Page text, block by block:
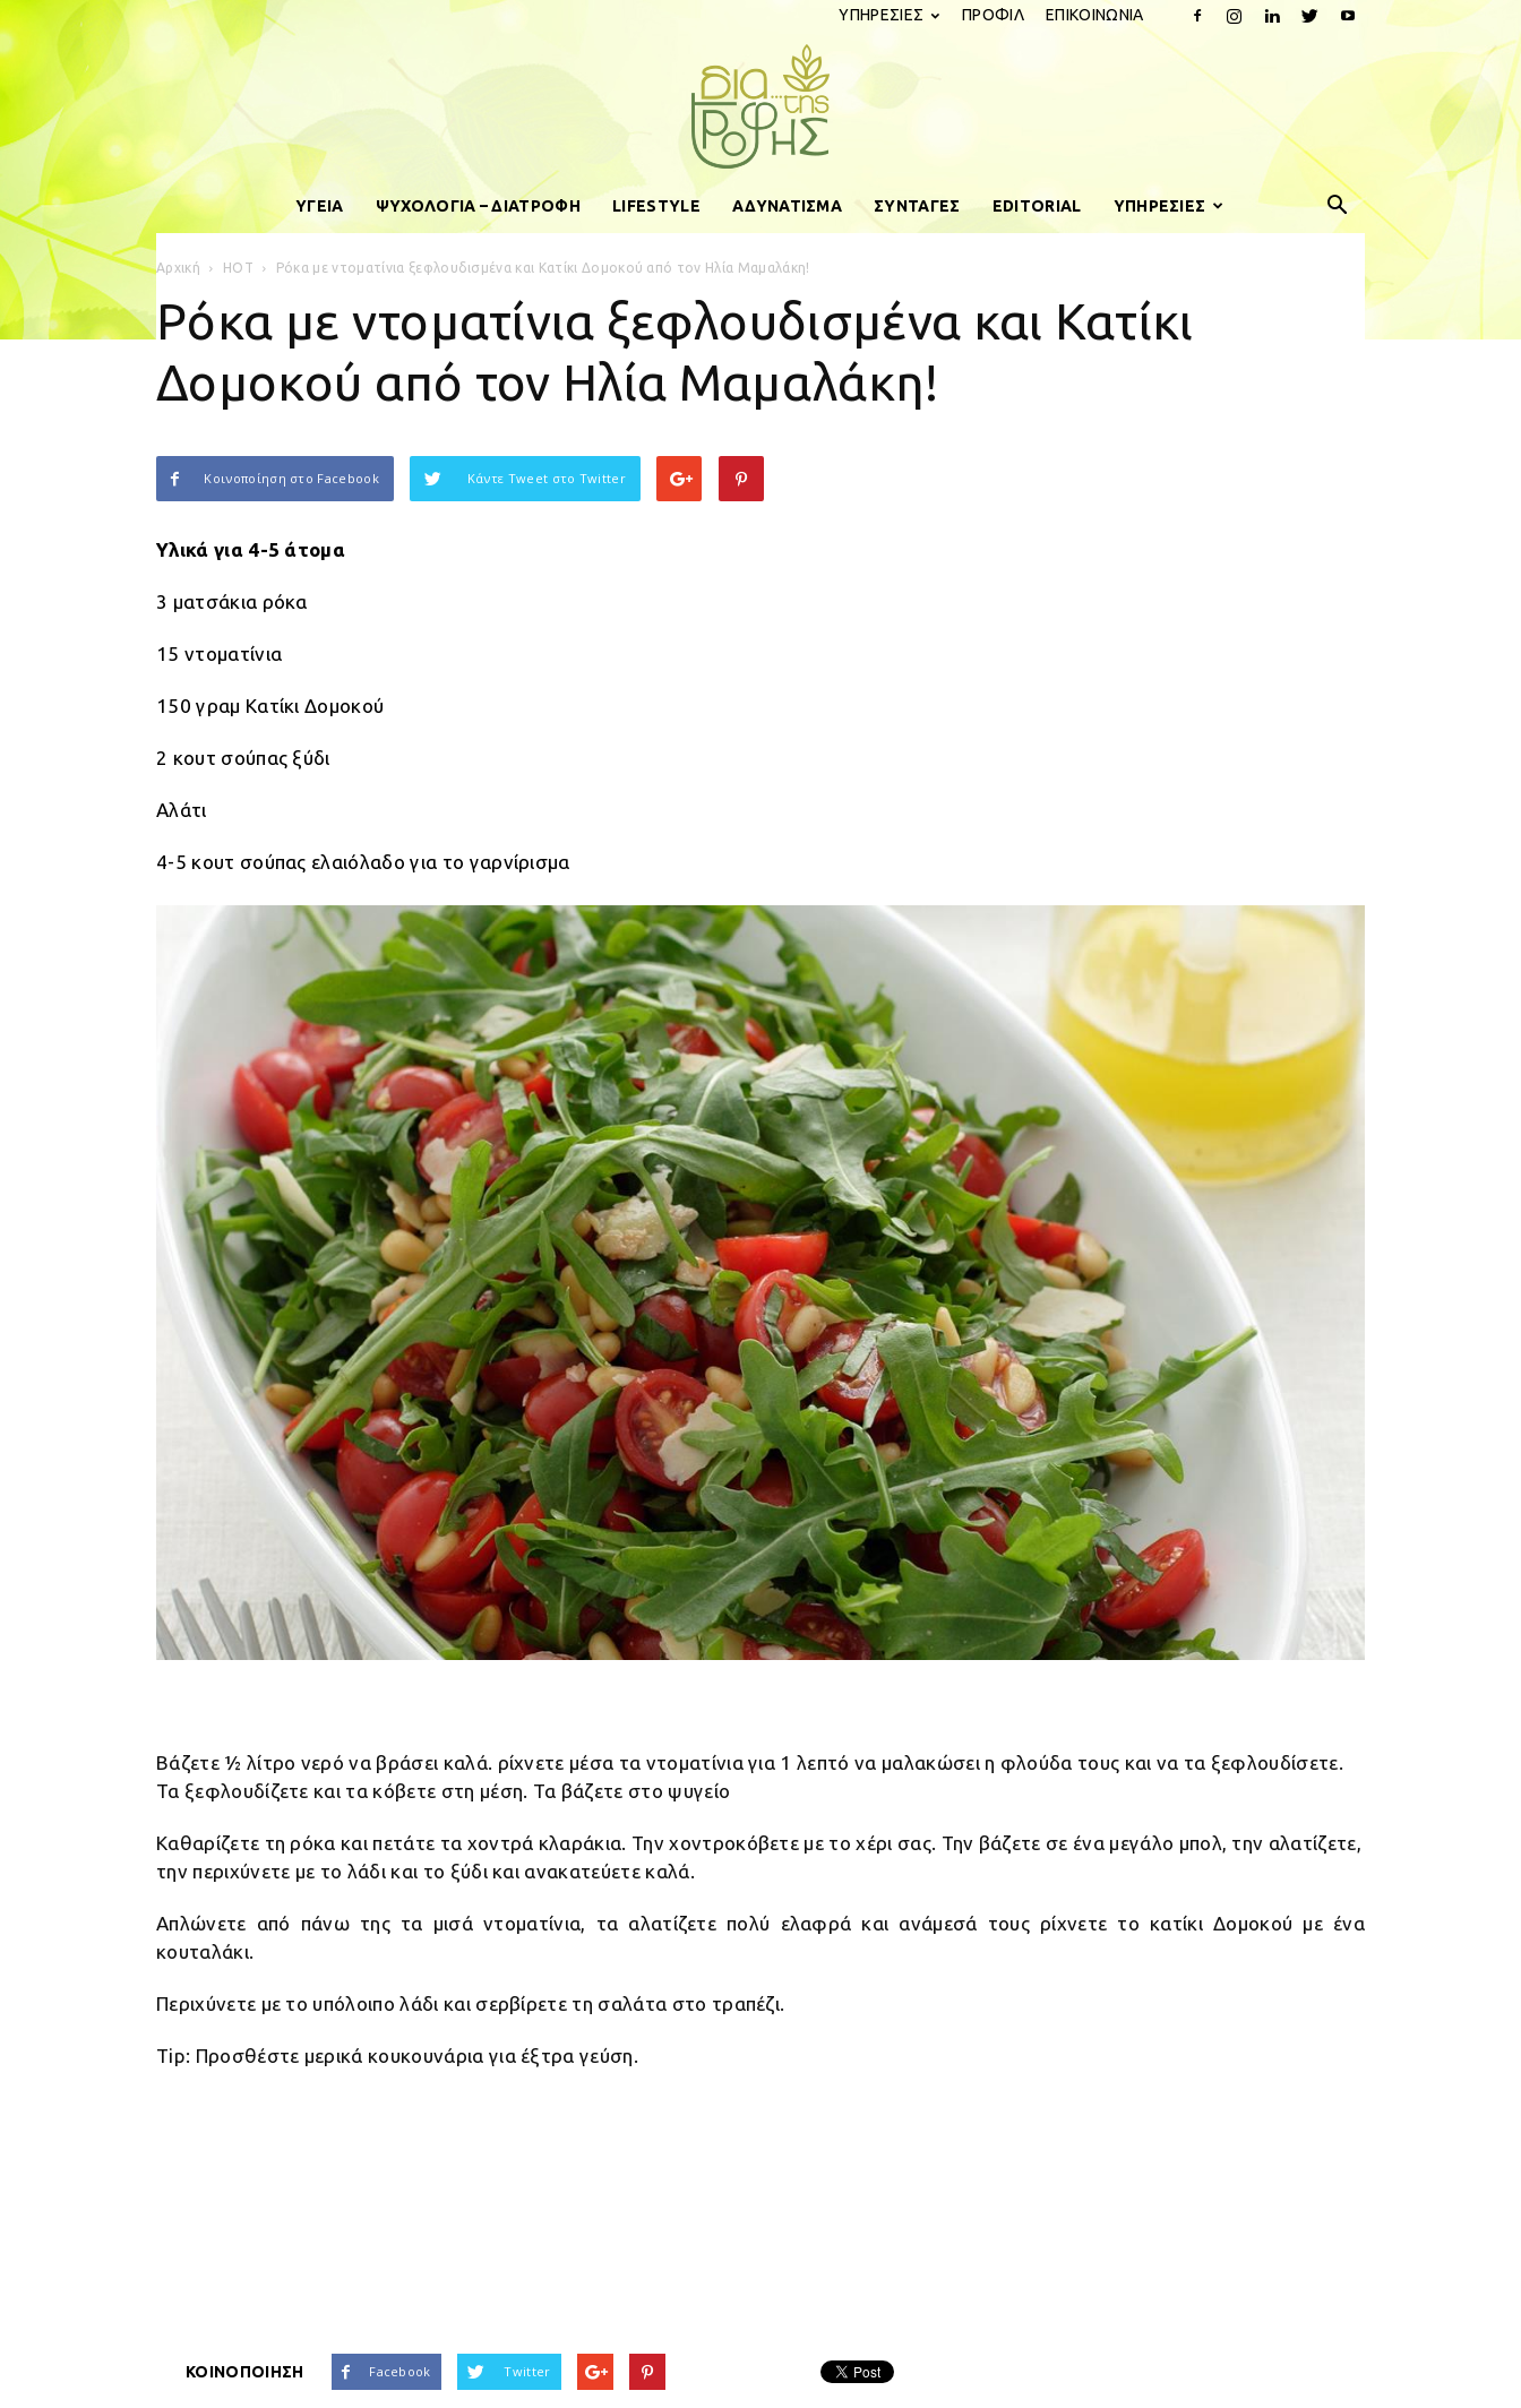
ΥΠΗΡΕΣΙΕΣ ΠΡΟΦΙΛ ΕΠΙΚΟΙΝΩΝΙΑ
ΥΓΕΙΑ ΨΥΧΟΛΟΓΙΑ – ΔΙΑΤΡΟΦΗ LIFESTYLE ΑΔΥΝΑΤΙΣΜΑ ΣΥΝΤΑΓΕΣ EDITORIAL ΥΠΗΡΕΣΙΕΣ
Αρχική HOT Ρόκα με ντοματίνια ξεφλουδισμένα και Κατίκι Δομοκού από τον Ηλία Μαμαλάκη!
Ρόκα με ντοματίνια ξεφλουδισμένα και Κατίκι
Δομοκού από τον Ηλία Μαμαλάκη!
Κοινοποίηση στο Facebook Κάντε Tweet στο Twitter
Υλικά για 4-5 άτομα
3 ματσάκια ρόκα
15 ντοματίνια
150 γραμ Κατίκι Δομοκού
2 κουτ σούπας ξύδι
Αλάτι
4-5 κουτ σούπας ελαιόλαδο για το γαρνίρισμα
Βάζετε ½ λίτρο νερό να βράσει καλά. ρίχνετε μέσα τα ντοματίνια για 1 λεπτό να μαλακώσει η φλούδα τους και να τα ξεφλουδίσετε.
Τα ξεφλουδίζετε και τα κόβετε στη μέση. Τα βάζετε στο ψυγείο
Καθαρίζετε τη ρόκα και πετάτε τα χοντρά κλαράκια. Την χοντροκόβετε με το χέρι σας. Την βάζετε σε ένα μεγάλο μπολ, την αλατίζετε,
την περιχύνετε με το λάδι και το ξύδι και ανακατεύετε καλά.
Απλώνετε από πάνω της τα μισά ντοματίνια, τα αλατίζετε πολύ ελαφρά και ανάμεσά τους ρίχνετε το κατίκι Δομοκού με ένα
κουταλάκι.
Περιχύνετε με το υπόλοιπο λάδι και σερβίρετε τη σαλάτα στο τραπέζι.
Tip: Προσθέστε μερικά κουκουνάρια για έξτρα γεύση.
ΚΟΙΝΟΠΟΙΗΣΗ Facebook Twitter